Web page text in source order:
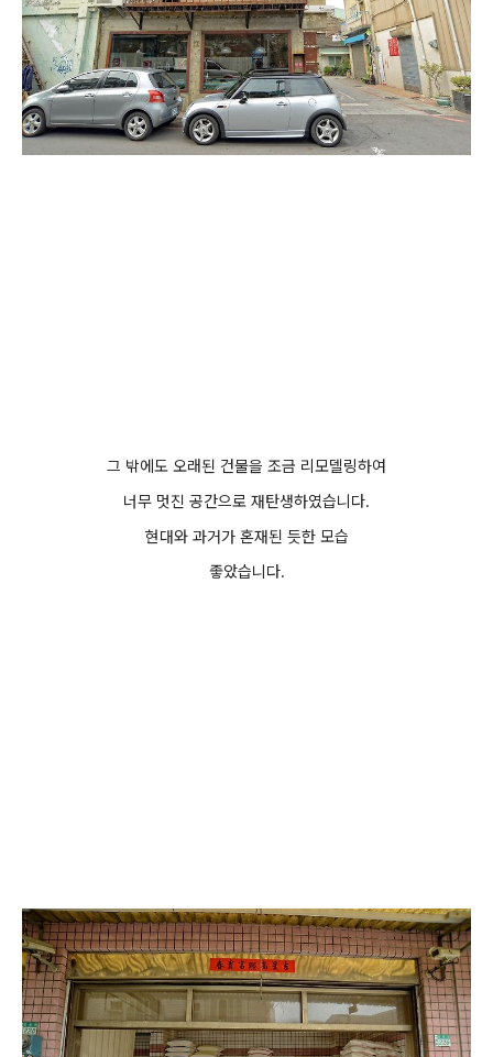
그 밖에도 오래된 건물을 조금 리모델링하여
너무 멋진 공간으로 재탄생하였습니다.
현대와 과거가 혼재된 듯한 모습
좋았습니다.